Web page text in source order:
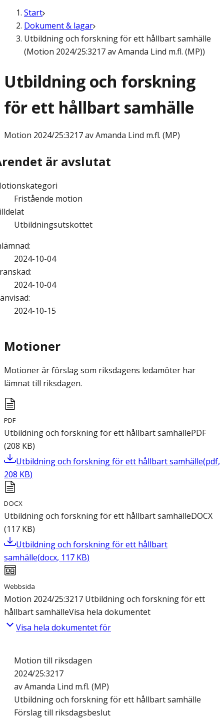
Start
Dokument & lagar
Utbildning och forskning för ett hållbart samhälle
(Motion 2024/25:3217 av Amanda Lind m.fl. (MP))
Utbildning och forskning
för ett hållbart samhälle
Motion 2024/25:3217 av Amanda Lind m.fl. (MP)
är avslutat
Fristående motion
Utbildningsutskottet
:
2024-10-04
:
2024-10-04
:
2024-10-15
Motioner
Motioner är förslag som riksdagens ledamöter har
lämnat till riksdagen.
PDF
Utbildning och forskning för ett hållbart samhällePDF
(208 KB)
Utbildning och forskning för ett hållbart samhälle(pdf,
208 KB)
DOCX
Utbildning och forskning för ett hållbart samhälleDOCX
(117 KB)
Utbildning och forskning för ett hållbart
samhälle(docx, 117 KB)
Webbsida
Motion 2024/25:3217 Utbildning och forskning för ett
hållbart samhälleVisa hela dokumentet
Visa hela dokumentet för
Motion till riksdagen
2024/25:3217
av Amanda Lind m.fl. (MP)
Utbildning och forskning för ett hållbart samhälle
Förslag till riksdagsbeslut